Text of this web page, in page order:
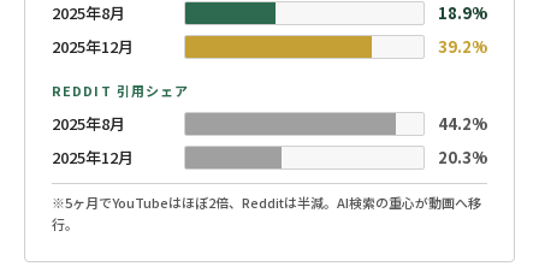
2025年8月
18.9%
2025年12月
39.2%
REDDIT 引用シェア
2025年8月
44.2%
2025年12月
20.3%
※5ヶ月でYouTubeはほぼ2倍、Redditは半減。AI検索の重心が動画へ移
行。